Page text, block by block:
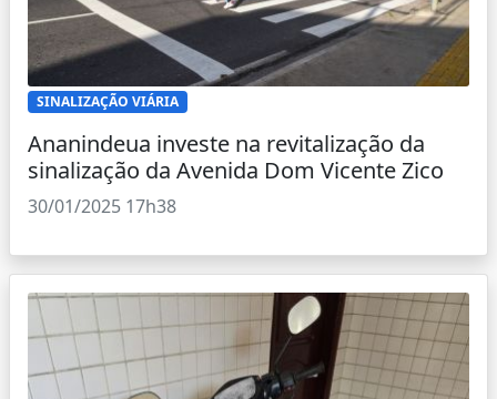
SINALIZAÇÃO VIÁRIA
Ananindeua investe na revitalização da
sinalização da Avenida Dom Vicente Zico
30/01/2025 17h38